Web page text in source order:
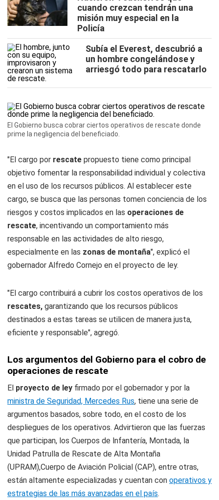
cuando crezcan tendrán una
misión muy especial en la
Policía
Subía el Everest, descubrió a
un hombre congelándose y
arriesgó todo para rescatarlo
El Gobierno busca cobrar ciertos operativos de rescate donde
prime la negligencia del beneficiado.
"El cargo por rescate propuesto tiene como principal
objetivo fomentar la responsabilidad individual y colectiva
en el uso de los recursos públicos. Al establecer este
cargo, se busca que las personas tomen conciencia de los
riesgos y costos implicados en las operaciones de
rescate, incentivando un comportamiento más
responsable en las actividades de alto riesgo,
especialmente en las zonas de montaña", explicó el
gobernador Alfredo Cornejo en el proyecto de ley.
"El cargo contribuirá a cubrir los costos operativos de los
rescates, garantizando que los recursos públicos
destinados a estas tareas se utilicen de manera justa,
eficiente y responsable", agregó.
Los argumentos del Gobierno para el cobro de
operaciones de rescate
El proyecto de ley firmado por el gobernador y por la
ministra de Seguridad, Mercedes Rus, tiene una serie de
argumentos basados, sobre todo, en el costo de los
despliegues de los operativos. Advirtieron que las fuerzas
que participan, los Cuerpos de lnfantería, Montada, la
Unidad Patrulla de Rescate de Alta Montaña
(UPRAM),Cuerpo de Aviación Policial (CAP), entre otras,
están altamente especializadas y cuentan con operativos y
estrategias de las más avanzadas en el país.